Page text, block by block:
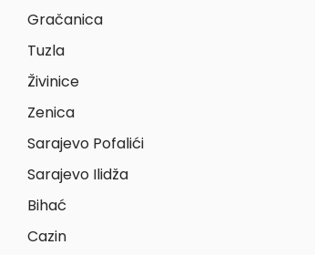
Gračanica
Tuzla
Živinice
Zenica
Sarajevo Pofalići
Sarajevo Ilidža
Bihać
Cazin